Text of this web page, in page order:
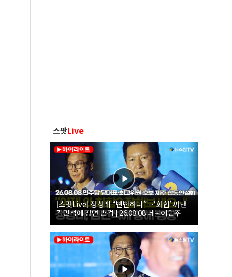
스팟Live
[스팟Live] 정청래 “뻔뻔하다”…‘화합’ 꺼낸
김민석에 정면 반격 | 26.08.08 더불어민주당
당대표·최고위원 후보 제주 합동연설회